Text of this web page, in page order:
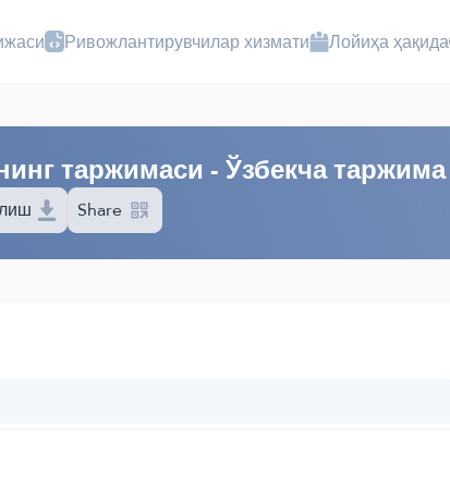
Ривожлантирувчилар хизмати Лойиҳа ҳақида
таржимаси - Ўзбекча таржима
Share